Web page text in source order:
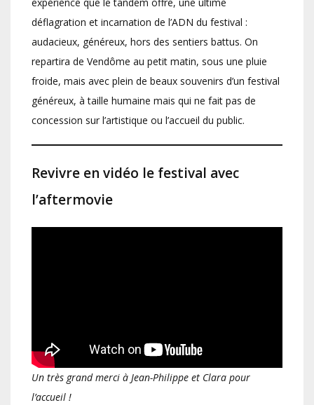
déflagration et incarnation de l’ADN du festival :
audacieux, généreux, hors des sentiers battus. On
repartira de Vendôme au petit matin, sous une pluie
froide, mais avec plein de beaux souvenirs d’un festival
généreux, à taille humaine mais qui ne fait pas de
concession sur l’artistique ou l’accueil du public.
Revivre en vidéo le festival avec
l’aftermovie
Un très grand merci à Jean-Philippe et Clara pour
l’accueil !